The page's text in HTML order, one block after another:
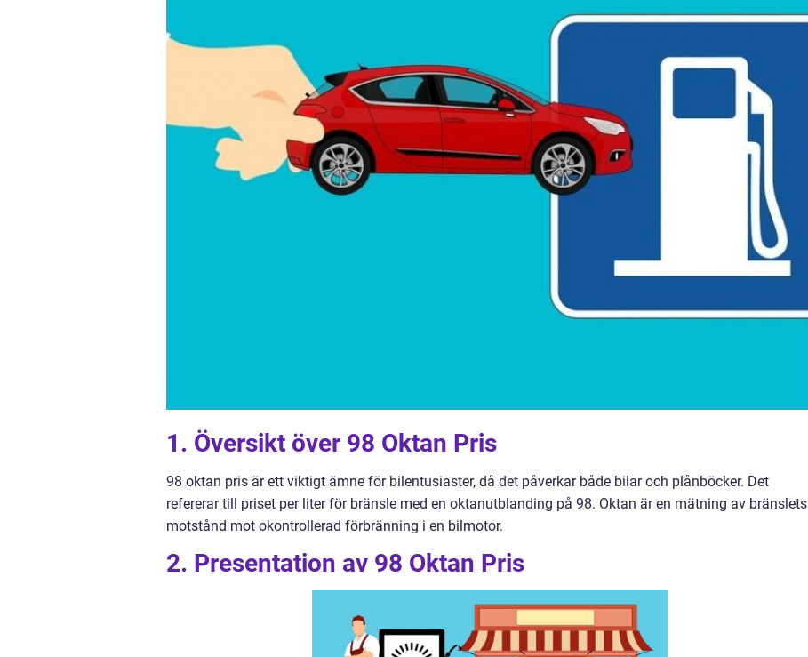
1. Översikt över 98 Oktan Pris
98 oktan pris är ett viktigt ämne för bilentusiaster, då det påverkar både bilar och plånböcker. Det
refererar till priset per liter för bränsle med en oktanutblanding på 98. Oktan är en mätning av bränslets
motstånd mot okontrollerad förbränning i en bilmotor.
2. Presentation av 98 Oktan Pris